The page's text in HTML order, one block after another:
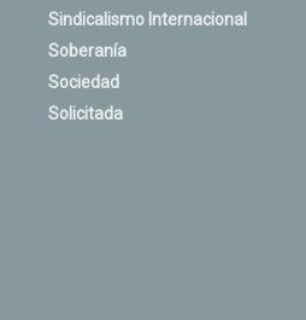
Sindicalismo Internacional
Soberanía
Sociedad
Solicitada